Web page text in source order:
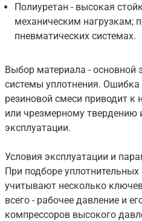
Полиуретан - высокая
механическим нагрузкам;
пневматических системах.
Выбор материала - основной
системы уплотнения. Ошибка
резиновой смеси приводит
или чрезмерному твердению
эксплуатации.
Условия эксплуатации и
При подборе
учитывают несколько
всего - рабочее давление и
компрессоров высокого